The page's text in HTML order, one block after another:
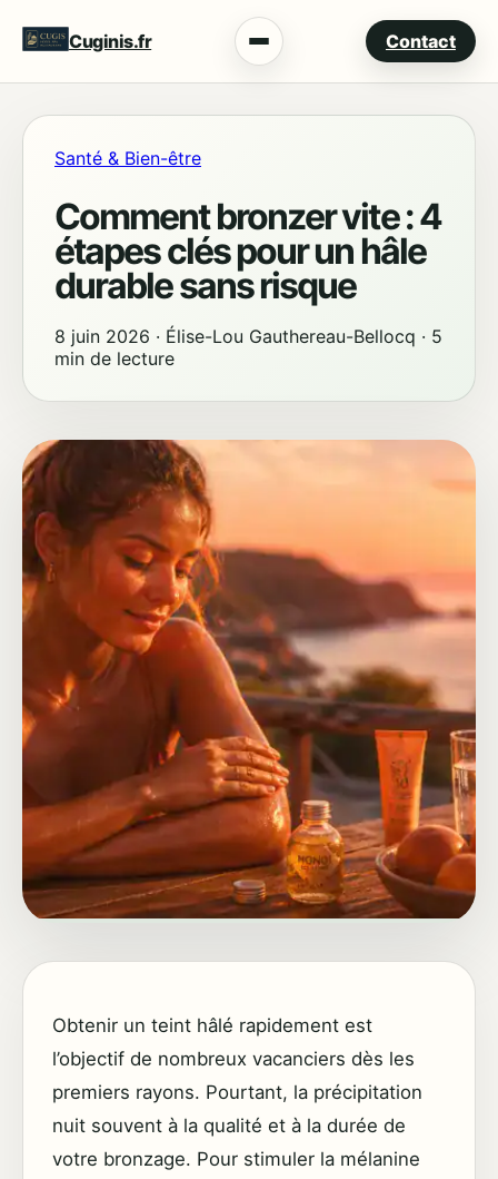
Cuginis.fr Menu Contact
Santé & Bien-être
Comment bronzer vite : 4
étapes clés pour un hâle
durable sans risque
8 juin 2026 · Élise-Lou Gauthereau-Bellocq · 5
min de lecture
Obtenir un teint hâlé rapidement est
l’objectif de nombreux vacanciers dès les
premiers rayons. Pourtant, la précipitation
nuit souvent à la qualité et à la durée de
votre bronzage. Pour stimuler la mélanine